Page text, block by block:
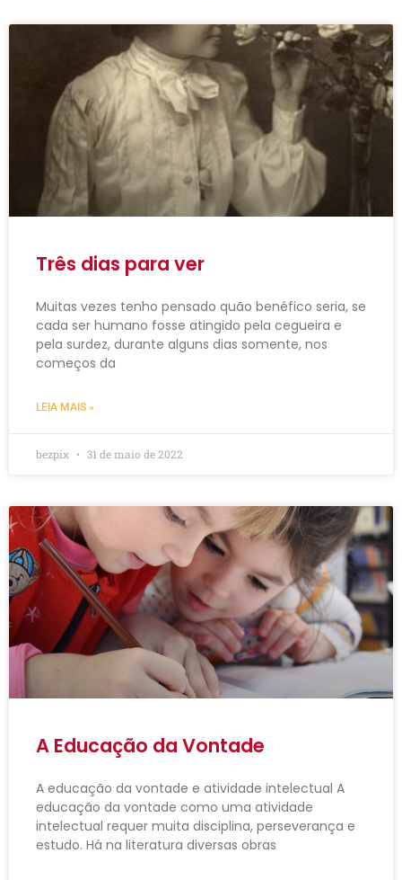
Três dias para ver
Muitas vezes tenho pensado quão benéfico seria, se
cada ser humano fosse atingido pela cegueira e
pela surdez, durante alguns dias somente, nos
começos da
LEIA MAIS »
bezpix 31 de maio de 2022
A Educação da Vontade
A educação da vontade e atividade intelectual A
educação da vontade como uma atividade
intelectual requer muita disciplina, perseverança e
estudo. Há na literatura diversas obras